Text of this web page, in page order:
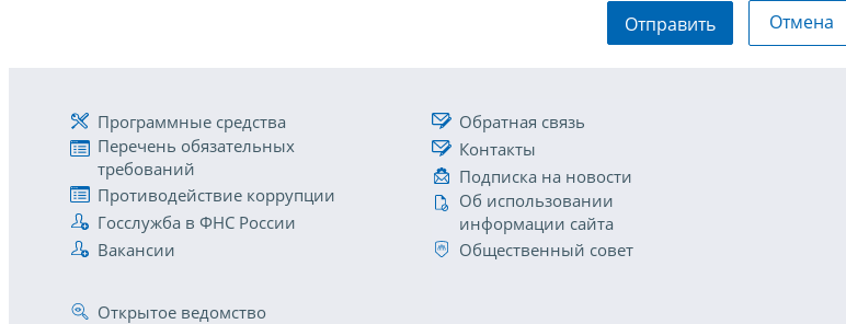
Отправить Отмена
Программные средства
Перечень обязательных
требований
Противодействие коррупции
Госслужба в ФНС России
Вакансии
Обратная связь
Контакты
Подписка на новости
Об использовании
информации сайта
Общественный совет
Открытое ведомство